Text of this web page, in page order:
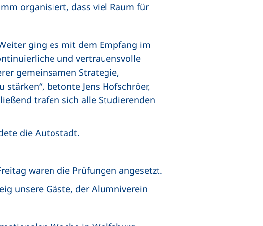
organisiert, dass viel Raum für
ging es mit dem Empfang im
und vertrauensvolle
gemeinsamen Strategie,
betonte Jens Hofschröer,
trafen sich alle Studierenden
die Autostadt.
waren die Prüfungen angesetzt.
unsere Gäste, der Alumniverein